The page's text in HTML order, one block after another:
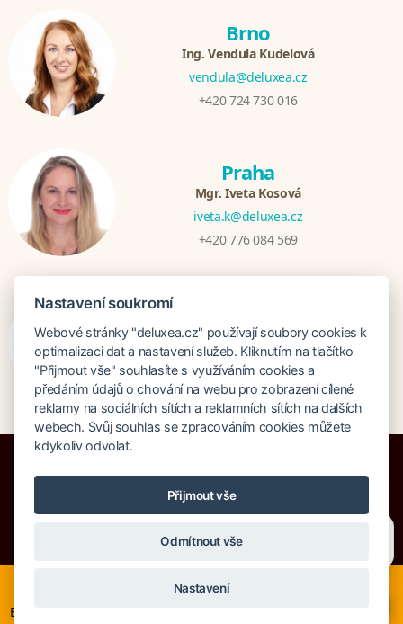
Brno
Ing. Vendula Kudelová
vendula@deluxea.cz
+420 724 730 016
Praha
Mgr. Iveta Kosová
iveta.k@deluxea.cz
+420 776 084 569
Katarina Hutníková
katarina@deluxea.sk
+421 948 759 074
neřešíte na poslední chvíli. Smartwings i Austrian lety po
Evropě neruší. Mnohé hotely v Evropě stále nabízí akční ceny,
×
Nastavení soukromí
Webové stránky "deluxea.cz" používají soubory cookies k
optimalizaci dat a nastavení služeb. Kliknutím na tlačítko
"Přijmout vše" souhlasíte s využíváním cookies a
předáním údajů o chování na webu pro zobrazení cílené
reklamy na sociálních sítích a reklamních sítích na dalších
webech. Svůj souhlas se zpracováním cookies můžete
kdykoliv odvolat.
Přijmout vše
Odmítnout vše
Nastavení
Potřebujete poradit? Zeptejte se našeho asistenta
Chettyho.